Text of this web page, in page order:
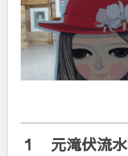
１ 元滝伏流水